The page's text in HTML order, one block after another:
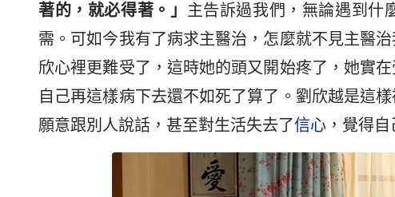
著的，就必得著。」 主告訴過我們，無論遇到什
需。可如今我有了病求主醫治，怎麼就不見主醫
欣心裡更難受了，這時她的頭又開始疼了，她實
自己再這樣病下去還不如死了算了。劉欣越是這
願意跟別人說話，甚至對生活失去了信心 ，覺得